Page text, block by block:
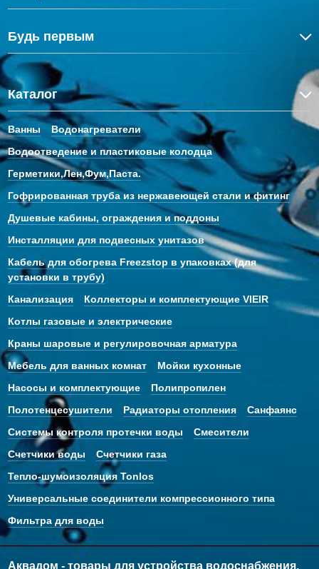
Будь первым
Каталог
Ванны
Водонагреватели
Водоотведение и пластиковые колодца
Герметики,Лен,Фум,Паста.
Гофрированная труба из нержавеющей стали и фитинг
Душевые кабины, ограждения и поддоны
Инсталляции для подвесных унитазов
Кабель для обогрева Freezstop в упаковках (для
установки в трубу)
Канализация
Коллекторы и комплектующие VIEIR
Котлы газовые и электрические
Краны шаровые и регулировочная арматура
Мебель для ванных комнат
Мойки кухонные
Насосы и комплектующие
Полипропилен
Полотенцесушители
Радиаторы отопления
Санфаянс
Системы контроля протечки воды
Смесители
Счетчики воды
Счетчики газа
Тепло-шумоизоляция Tonlos
Универсальные соединители компрессионного типа
Фильтра для воды
Аквадом - товары для устройства водоснабжения,